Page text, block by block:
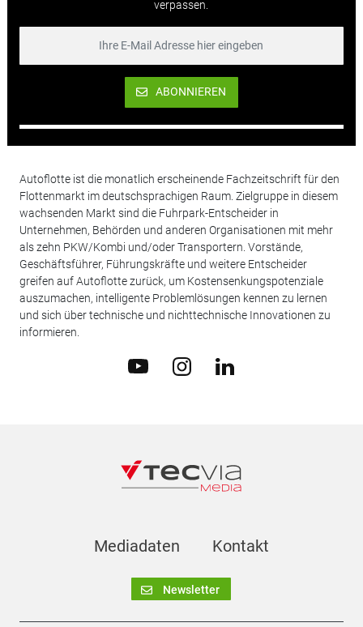
verpassen.
ABONNIEREN
Autoflotte ist die monatlich erscheinende Fachzeitschrift für den
Flottenmarkt im deutschsprachigen Raum. Zielgruppe in diesem
wachsenden Markt sind die Fuhrpark-Entscheider in
Unternehmen, Behörden und anderen Organisationen mit mehr
als zehn PKW/Kombi und/oder Transportern. Vorstände,
Geschäftsführer, Führungskräfte und weitere Entscheider
greifen auf Autoflotte zurück, um Kostensenkungspotenziale
auszumachen, intelligente Problemlösungen kennen zu lernen
und sich über technische und nichttechnische Innovationen zu
informieren.
Mediadaten Kontakt
Newsletter